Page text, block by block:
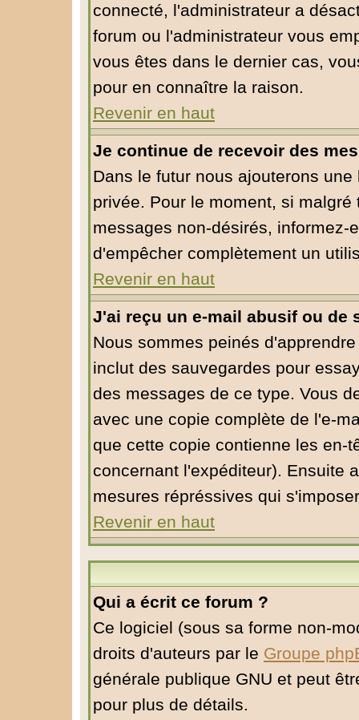
connecté, l'administrateur a
forum ou l'administrateur vous
vous êtes dans le dernier cas,
pour en connaître la raison.
Revenir en haut
Je continue de recevoir des
Dans le futur nous ajouterons
privée. Pour le moment, si
messages non-désirés, informez-
d'empêcher complètement un
Revenir en haut
J'ai reçu un e-mail abusif ou de
Nous sommes peinés
inclut des sauvegardes pour
des messages de ce type. Vous
avec une copie complète de l'e-
que cette copie contienne les en-
concernant l'expéditeur). Ensuite
mesures répréssives qui
Revenir en haut
Qui a écrit ce forum ?
Ce logiciel (sous sa forme non-
droits d'auteurs par le Groupe
générale publique GNU et peut
pour plus de détails.